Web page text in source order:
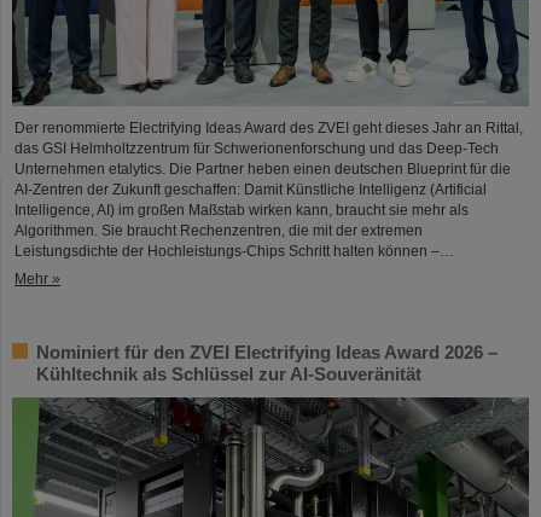
Der renommierte Electrifying Ideas Award des ZVEI geht dieses Jahr an Rittal,
das GSI Helmholtzzentrum für Schwerionenforschung und das Deep-Tech
Unternehmen etalytics. Die Partner heben einen deutschen Blueprint für die
AI-Zentren der Zukunft geschaffen: Damit Künstliche Intelligenz (Artificial
Intelligence, AI) im großen Maßstab wirken kann, braucht sie mehr als
Algorithmen. Sie braucht Rechenzentren, die mit der extremen
Leistungsdichte der Hochleistungs-Chips Schritt halten können –…
Mehr »
Nominiert für den ZVEI Electrifying Ideas Award 2026 –
Kühltechnik als Schlüssel zur AI-Souveränität